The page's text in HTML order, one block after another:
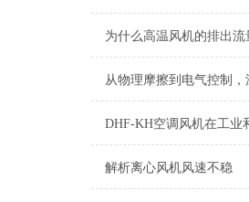
解析离心风机风速不稳